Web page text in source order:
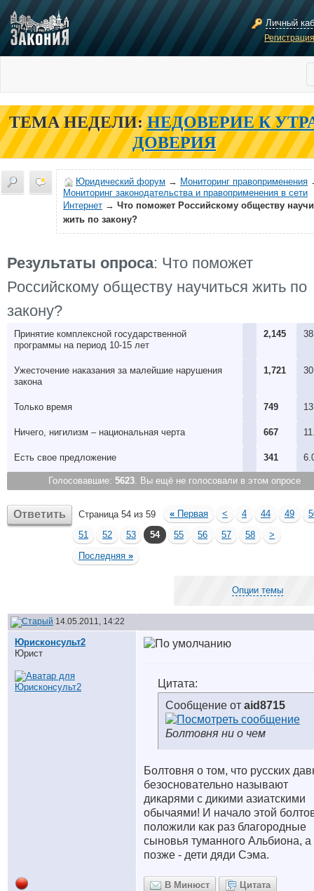
Личный
ТЕМА НЕДЕЛИ: НЕДОВЕРИЕ К
ДОВЕРИЯ
Юридический форум → Мониторинг правоприменения
Мониторинг законодательства и правоприменения в сети
Интернет → Что поможет Российскому обществу
жить по закону?
Результаты опроса: Что поможет
Российскому обществу научиться жить по
закону?
Принятие комплексной государственной
программы на период 10-15 лет
2,145
Ужесточение наказания за малейшие нарушения
закона
1,721
Только время 749
Ничего, нигилизм – национальная черта 667
Есть свое предложениe 341
Голосовавшие: 5623. Вы ещё не голосовали в этом опросе
Ответить Страница 54 из 59 « Первая < 4 44 49
51
52 53 54 55 56 57 58
>
Последняя »
Опции темы
14.05.2011, 14:22
Юрисконсульт2
Юрист
Цитата:
Сообщение от aid8715
Болтовня ни о чем
Болтовня о том, что русских
безосновательно называют
дикарями с дикими азиатскими
обычаями! И начало этой
положили как раз благородные
сыновья туманного Альбиона, а
позже - дети дяди Сэма.
В Минюст
Цитата